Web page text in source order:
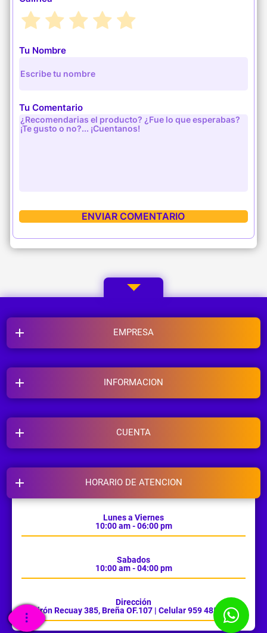
Tu Nombre
Tu Comentario
EMPRESA
INFORMACION
HORARIO DE ATENCION
Lunes a Viernes
10:00 am - 06:00 pm
Sabados
10:00 am - 04:00 pm
Dirección
Jirón Recuay 385, Breña OF.107 | Celular 959 485 385
CUENTA